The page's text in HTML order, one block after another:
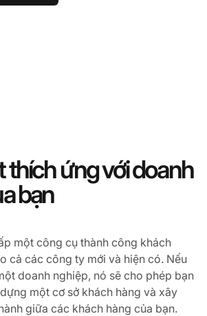
thích ứng với doanh
bạn
một công cụ thành công khách
cả các công ty mới và hiện có. Nếu
doanh nghiệp, nó sẽ cho phép bạn
một cơ sở khách hàng và xây
giữa các khách hàng của bạn.